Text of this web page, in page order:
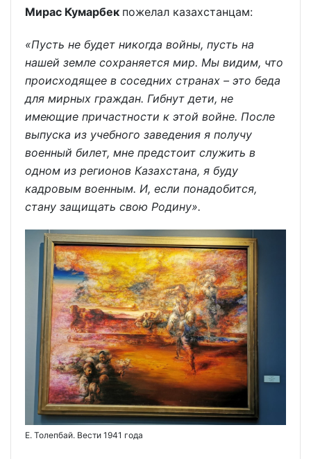
Мирас Кумарбек пожелал казахстанцам:
«Пусть не будет никогда войны, пусть на
нашей земле сохраняется мир. Мы видим, что
происходящее в соседних странах – это беда
для мирных граждан. Гибнут дети, не
имеющие причастности к этой войне. После
выпуска из учебного заведения я получу
военный билет, мне предстоит служить в
одном из регионов Казахстана, я буду
кадровым военным. И, если понадобится,
стану защищать свою Родину».
Е. Толепбай. Вести 1941 года